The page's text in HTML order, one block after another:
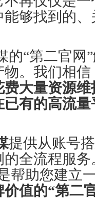
能够找到的
的“第二官网
物。我们相
费大量资源
已有的高流
提供从账号
全流程服
帮助您建立
价值的“第二